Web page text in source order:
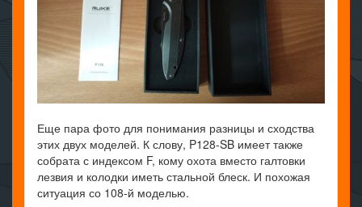
Еще пара фото для понимания разницы и сходства
этих двух моделей. К слову, P128-SB имеет также
собрата с индексом F, кому охота вместо галтовки
лезвия и колодки иметь стальной блеск. И похожая
ситуация со 108-й моделью.